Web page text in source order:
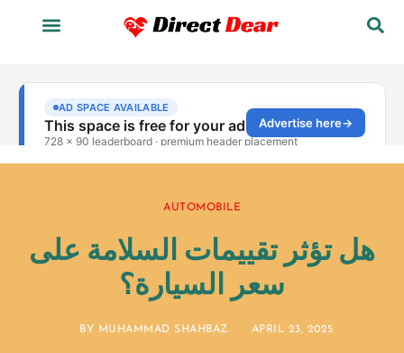
AUTOMOBILE
هل تؤثر تقييمات السلامة على
سعر السيارة؟
BY MUHAMMAD SHAHBAZ APRIL 23, 2025